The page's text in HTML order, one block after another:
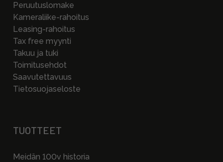
Peruutuslomake
Kameraliike-rahoitus
Leasing-rahoitus
Tax free myynti
Takuu ja tuki
Toimitusehdot
Saavutettavuus
Tietosuojaseloste
TUOTTEET
Meidän 100v historia